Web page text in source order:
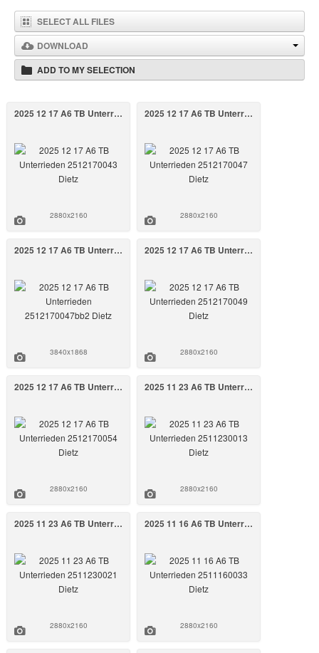
SELECT ALL FILES
DOWNLOAD
ADD TO MY SELECTION
2025 12 17 A6 TB Unterrieden 2512170043 Dietz
2880x2160
2025 12 17 A6 TB Unterrieden 2512170047 Dietz
2880x2160
2025 12 17 A6 TB Unterrieden 2512170047bb2 Dietz
3840x1868
2025 12 17 A6 TB Unterrieden 2512170049 Dietz
2880x2160
2025 12 17 A6 TB Unterrieden 2512170054 Dietz
2880x2160
2025 11 23 A6 TB Unterrieden 2511230013 Dietz
2880x2160
2025 11 23 A6 TB Unterrieden 2511230021 Dietz
2880x2160
2025 11 16 A6 TB Unterrieden 2511160033 Dietz
2880x2160